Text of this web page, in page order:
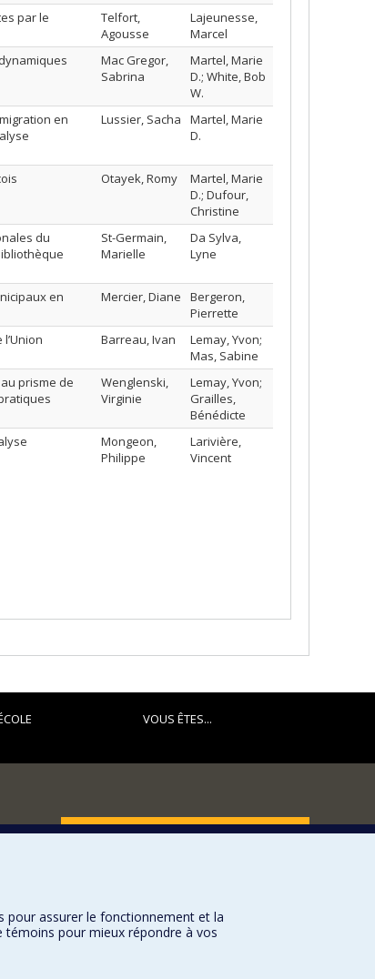
par le
Telfort,
Agousse
Lajeunesse,
Marcel
Mac Gregor,
Sabrina
Martel, Marie
D.; White, Bob
W.
en
Lussier, Sacha
Martel, Marie
D.
Otayek, Romy
Martel, Marie
D.; Dufour,
Christine
du
St-Germain,
Marielle
Da Sylva,
Lyne
en
Mercier, Diane
Bergeron,
Pierrette
Barreau, Ivan
Lemay, Yvon;
Mas, Sabine
prisme de
Wenglenski,
Virginie
Lemay, Yvon;
Grailles,
Bénédicte
Mongeon,
Philippe
Larivière,
Vincent
VOUS ÊTES...
FACULTÉ DES ARTS ET DES SCIENCES
Nos programmes et cours
pour assurer le fonctionnement et la
témoins pour mieux répondre à vos